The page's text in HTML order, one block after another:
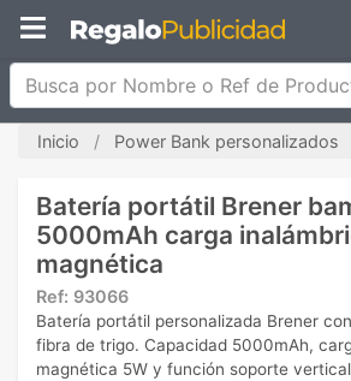
Busca por Nombre o Ref de Producto
Inicio Power Bank personalizados
Batería portátil Brener
5000mAh carga
magnética
Ref: 93066
Batería portátil personalizada Brener
fibra de trigo. Capacidad 5000mAh,
magnética 5W y función soporte